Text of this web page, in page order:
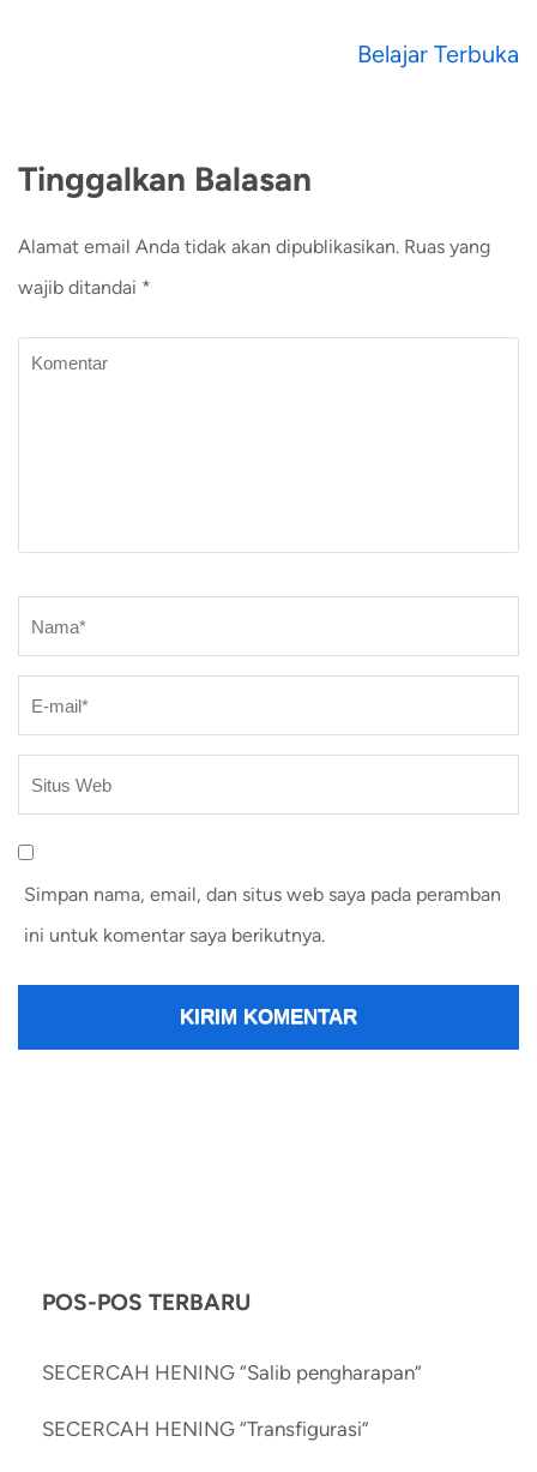
Belajar Terbuka
Tinggalkan Balasan
Alamat email Anda tidak akan dipublikasikan. Ruas yang
wajib ditandai *
Komentar
Nama
Simpan nama, email, dan situs web saya pada peramban
ini untuk komentar saya berikutnya.
POS-POS TERBARU
SECERCAH HENING “Salib pengharapan”
SECERCAH HENING “Transfigurasi”